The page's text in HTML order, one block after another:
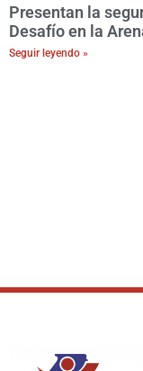
Presentan la
Desafío en la
Seguir leyendo »